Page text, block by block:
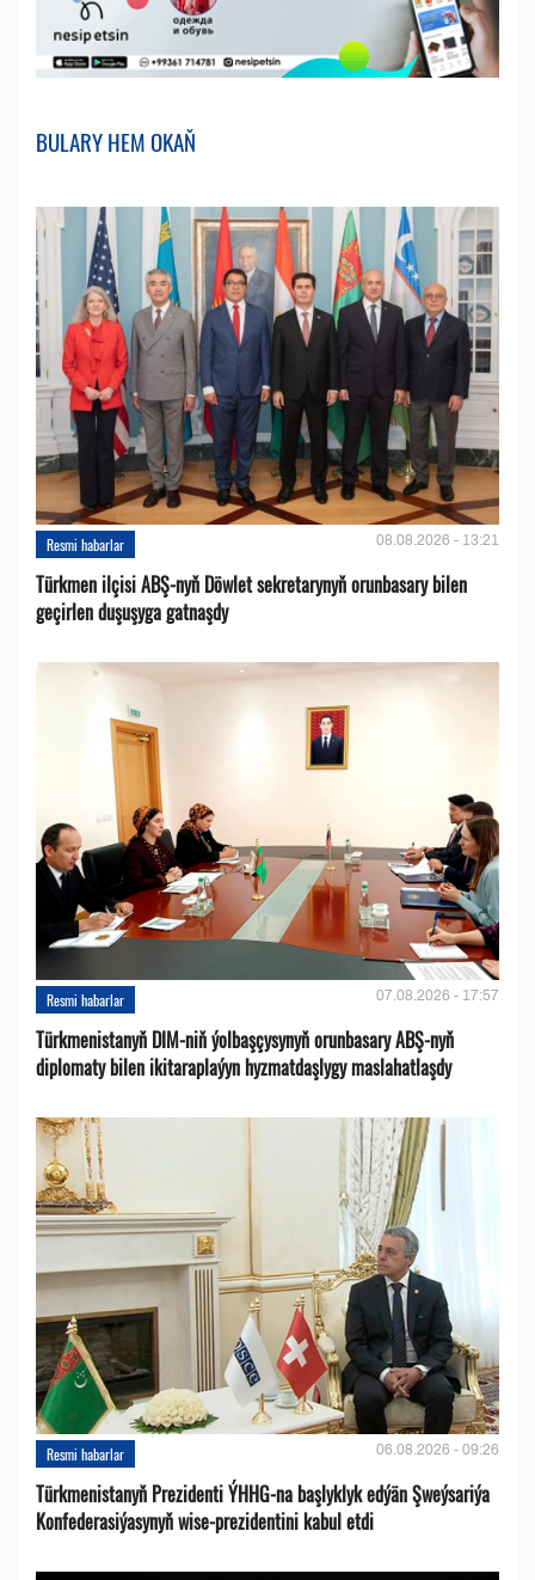
BULARY HEM OKAŇ
Resmi habarlar 08.08.2026 - 13:21
Türkmen ilçisi ABŞ-nyň Döwlet sekretarynyň orunbasary bilen
geçirlen duşuşyga gatnaşdy
Resmi habarlar 07.08.2026 - 17:57
Türkmenistanyň DIM-niň ýolbaşçysynyň orunbasary ABŞ-nyň
diplomaty bilen ikitaraplaýyn hyzmatdaşlygy maslahatlaşdy
Resmi habarlar 06.08.2026 - 09:26
Türkmenistanyň Prezidenti ÝHHG-na başlyklyk edýän Şweýsariýa
Konfederasiýasynyň wise-prezidentini kabul etdi